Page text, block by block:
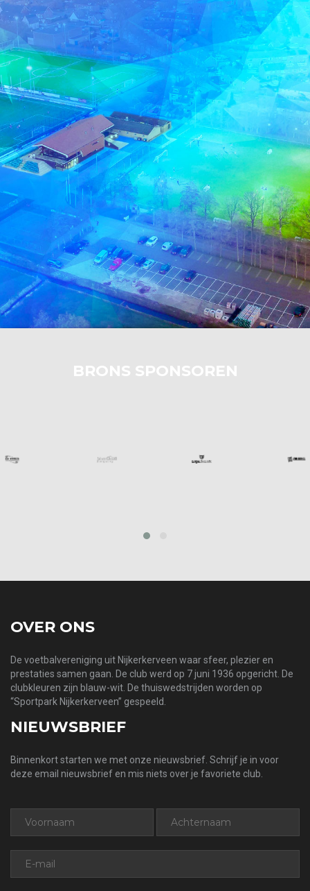
BRONS SPONSOREN
prev
OVER ONS
De voetbalvereniging uit Nijkerkerveen waar sfeer, plezier en
prestaties samen gaan. De club werd op 7 juni 1936 opgericht. De
clubkleuren zijn blauw-wit. De thuiswedstrijden worden op
“Sportpark Nijkerkerveen” gespeeld.
NIEUWSBRIEF
Binnenkort starten we met onze nieuwsbrief. Schrijf je in voor
deze email nieuwsbrief en mis niets over je favoriete club.